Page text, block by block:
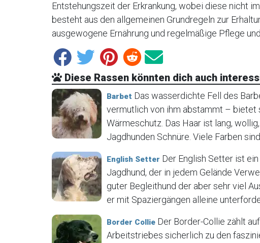
Entstehungszeit der Erkrankung, wobei diese nicht
besteht aus den allgemeinen Grundregeln zur
ausgewogene Ernährung und regelmäßige Pflege
Diese Rassen könnten dich auch
Barbet Das wasserdichte Fell des
vermutlich von ihm abstammt –
Wärmeschutz. Das Haar ist lang,
Jagdhunden Schnüre. Viele Farben sind
English Setter Der English Setter ist
Jagdhund, der in jedem Gelände
guter Begleithund der aber sehr viel
er mit Spaziergängen alleine
Border Collie Der Border-Collie zählt
Arbeitstriebes sicherlich zu den